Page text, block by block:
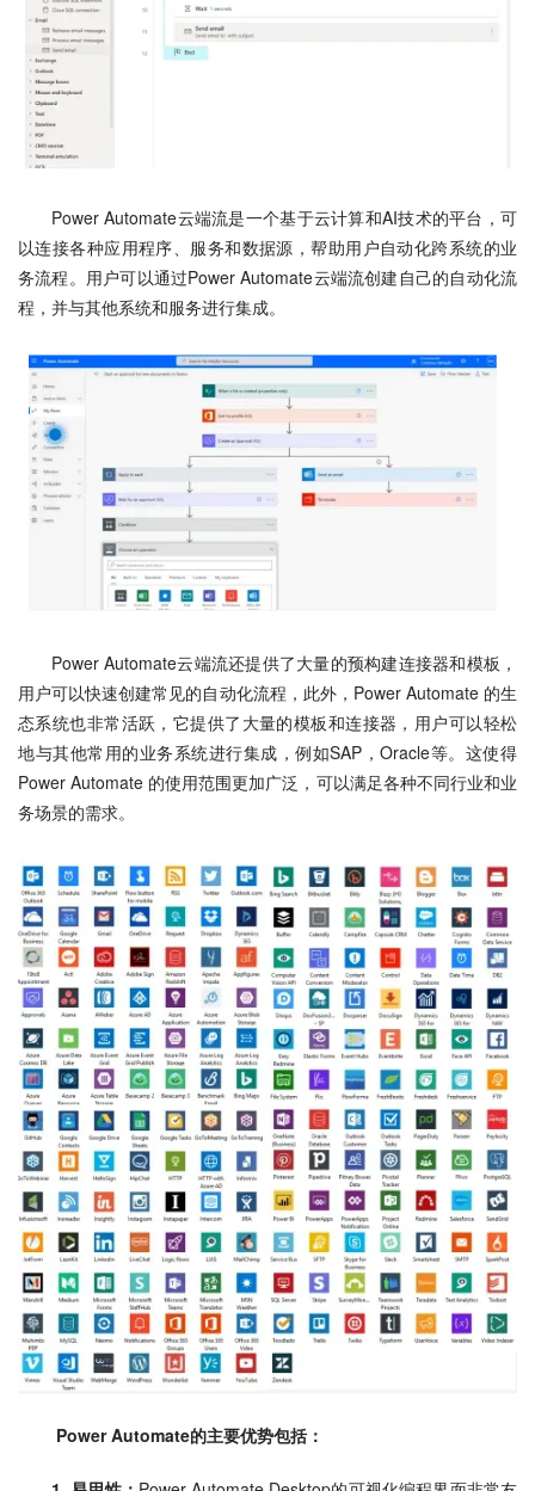
Power Automate云端流是一个基于云计算和AI技术的平台，可
以连接各种应用程序、服务和数据源，帮助用户自动化跨系统的业
务流程。用户可以通过Power Automate云端流创建自己的自动化流
程，并与其他系统和服务进行集成。
Power Automate云端流还提供了大量的预构建连接器和模板，
用户可以快速创建常见的自动化流程，此外，Power Automate 的生
态系统也非常活跃，它提供了大量的模板和连接器，用户可以轻松
地与其他常用的业务系统进行集成，例如SAP，Oracle等。这使得
Power Automate 的使用范围更加广泛，可以满足各种不同行业和业
务场景的需求。
Power Automate的主要优势包括：